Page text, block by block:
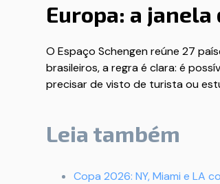
Europa: a janela
O Espaço Schengen reúne 27
brasileiros, a regra é clara: é
precisar de visto de turista ou
Leia também
Copa 2026: NY, Miami e LA